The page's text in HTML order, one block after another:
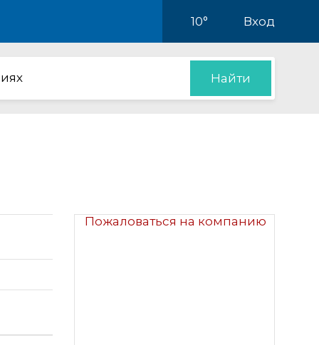
10° Вход
Найти
Пожаловаться на компанию